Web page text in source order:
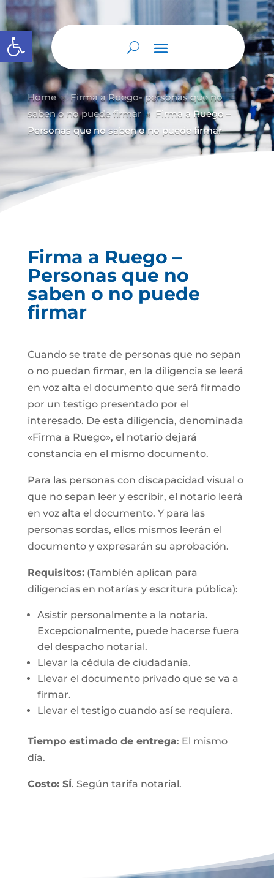
Abrir barra de herramientas
Home 9 Firma a Ruego- personas que no
saben o no puede firmar 9
Firma a Ruego –
Personas que no saben o no puede firmar
Firma a Ruego –
Personas que no
saben o no puede
firmar
Cuando se trate de personas que no sepan
o no puedan firmar, en la diligencia se leerá
en voz alta el documento que será firmado
por un testigo presentado por el
interesado. De esta diligencia, denominada
«Firma a Ruego», el notario dejará
constancia en el mismo documento.
Para las personas con discapacidad visual o
que no sepan leer y escribir, el notario leerá
en voz alta el documento. Y para las
personas sordas, ellos mismos leerán el
documento y expresarán su aprobación.
Requisitos:(También aplican para
diligencias en notarías y escritura pública):
Asistir personalmente a la notaría.
Excepcionalmente, puede hacerse fuera
del despacho notarial.
Llevar la cédula de ciudadanía.
Llevar el documento privado que se va a
firmar.
Llevar el testigo cuando así se requiera.
Tiempo estimado de entrega: El mismo
día.
Costo: SÍ. Según tarifa notarial.